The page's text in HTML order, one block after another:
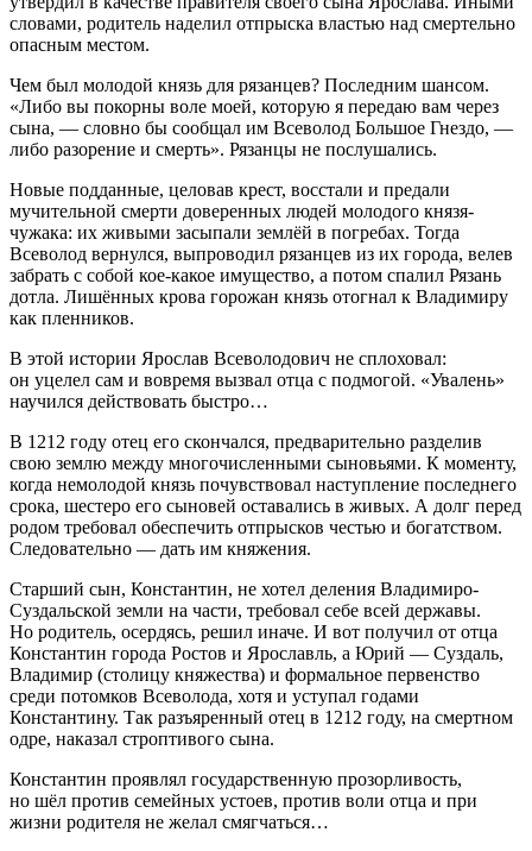
словами, родитель наделил отпрыска властью над смертельно
опасным местом.
Чем был молодой князь для рязанцев? Последним шансом.
«Либо вы покорны воле моей, которую я передаю вам через
сына, — словно бы сообщал им Всеволод Большое Гнездо, —
либо разорение и смерть». Рязанцы не послушались.
Новые подданные, целовав крест, восстали и предали
мучительной смерти доверенных людей молодого князя-
чужака: их живыми засыпали землёй в погребах. Тогда
Всеволод вернулся, выпроводил рязанцев из их города, велев
забрать с собой кое-какое имущество, а потом спалил Рязань
дотла. Лишённых крова горожан князь отогнал к Владимиру
как пленников.
В этой истории Ярослав Всеволодович не сплоховал:
он уцелел сам и вовремя вызвал отца с подмогой. «Увалень»
научился действовать быстро…
В 1212 году отец его скончался, предварительно разделив
свою землю между многочисленными сыновьями. К моменту,
когда немолодой князь почувствовал наступление последнего
срока, шестеро его сыновей оставались в живых. А долг перед
родом требовал обеспечить отпрысков честью и богатством.
Следовательно — дать им княжения.
Старший сын, Константин, не хотел деления Владимиро-
Суздальской земли на части, требовал себе всей державы.
Но родитель, осердясь, решил иначе. И вот получил от отца
Константин города Ростов и Ярославль, а Юрий — Суздаль,
Владимир (столицу княжества) и формальное первенство
среди потомков Всеволода, хотя и уступал годами
Константину. Так разъяренный отец в 1212 году, на смертном
одре, наказал строптивого сына.
Константин проявлял государственную прозорливость,
но шёл против семейных устоев, против воли отца и при
жизни родителя не желал смягчаться…